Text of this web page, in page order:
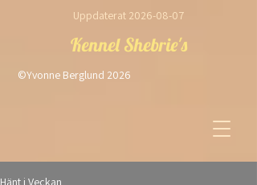
Kennel Shebrie's
©Yvonne Berglund 2026
Uppdaterat 2026-08-07
Hänt i Veckan